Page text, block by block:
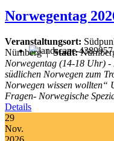
Norwegentag
Veranstaltungsort:
Nürnberg| Stadt:
Norwegentag (14-18 Uhr)
südlichen Norwegen zum
Norwegen wissen wollten“
Fragen- Norwegische
Details
29
Nov.